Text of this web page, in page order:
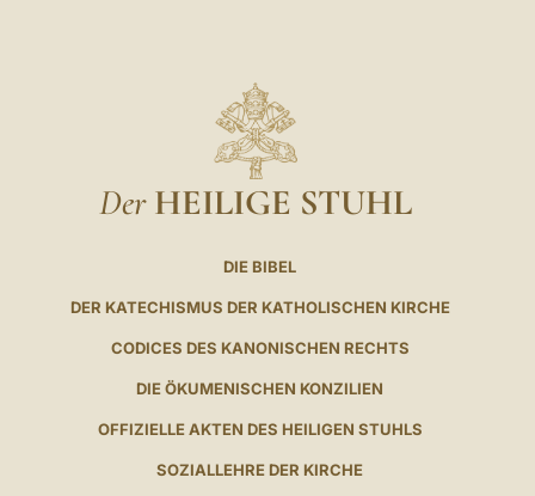
Der HEILIGE STUHL
DIE BIBEL
DER KATECHISMUS DER KATHOLISCHEN KIRCHE
CODICES DES KANONISCHEN RECHTS
DIE ÖKUMENISCHEN KONZILIEN
OFFIZIELLE AKTEN DES HEILIGEN STUHLS
SOZIALLEHRE DER KIRCHE